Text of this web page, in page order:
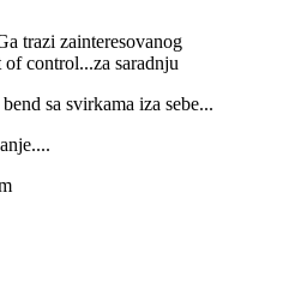
trazi zainteresovanog
control...za saradnju
sa svirkama iza sebe...